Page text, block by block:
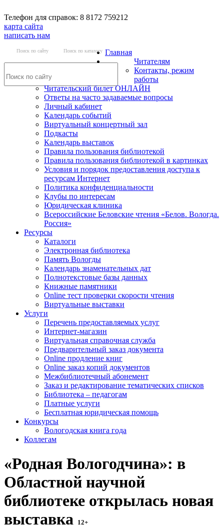
Телефон для справок: 8 8172 759212
карта сайта
написать нам
Поиск по сайту Поиск по каталогу Главная
Читателям
Контакты, режим
работы
Читательский билет ОНЛАЙН
Ответы на часто задаваемые вопросы
Личный кабинет
Календарь событий
Виртуальный концертный зал
Подкасты
Календарь выставок
Правила пользования библиотекой
Правила пользования библиотекой в картинках
Условия и порядок предоставления доступа к
ресурсам Интернет
Политика конфиденциальности
Клубы по интересам
Юридическая клиника
Всероссийские Беловские чтения «Белов. Вологда.
Россия»
Ресурсы
Каталоги
Электронная библиотека
Память Вологды
Календарь знаменательных дат
Полнотекстовые базы данных
Книжные памятники
Online тест проверки скорости чтения
Виртуальные выставки
Услуги
Перечень предоставляемых услуг
Интернет-магазин
Виртуальная справочная служба
Предварительный заказ документа
Online продление книг
Online заказ копий документов
Межбиблиотечный абонемент
Заказ и редактирование тематических списков
Библиотека – педагогам
Платные услуги
Бесплатная юридическая помощь
Конкурсы
Вологодская книга года
Коллегам
«Родная Вологодчина»: в
Областной научной
библиотеке открылась новая
выставка 12+